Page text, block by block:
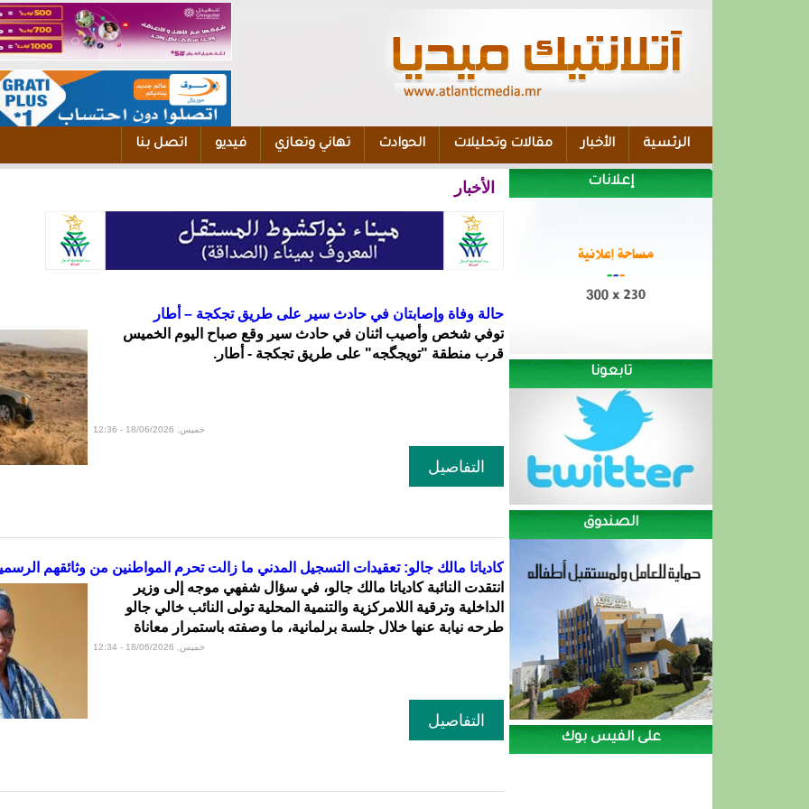
الرئسية الأخبار مقالات وتحليلات الحوادث تهاني وتعازي فيديو اتصل بنا
إعلانات
تابعونا
الصندوق
على الفيس بوك
الأخبار
حالة وفاة وإصابتان في حادث سير على طريق تجكجة – أطار
توفي شخص وأصيب اثنان في حادث سير وقع صباح اليوم الخميس
قرب منطقة "تويجگجه" على طريق تجكجة - أطار.
خميس, 18/06/2026 - 12:36
التفاصيل
كادياتا مالك جالو: تعقيدات التسجيل المدني ما زالت تحرم المواطنين من وثائقهم
انتقدت النائبة كادياتا مالك جالو، في سؤال شفهي موجه إلى وزير
الداخلية وترقية اللامركزية والتنمية المحلية تولى النائب خالي جالو
طرحه نيابة عنها خلال جلسة برلمانية، ما وصفته باستمرار معاناة
خميس, 18/06/2026 - 12:34
التفاصيل